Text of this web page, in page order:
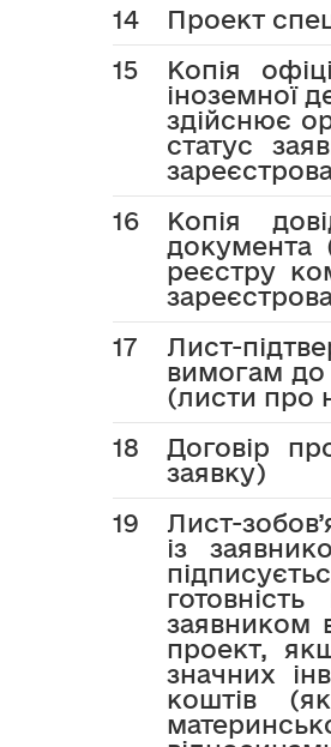
14
Проект
15
Копія
іноземної
здійснює
статус
16
Копія
документа
реєстру
17
Лист-
вимогам до
(листи про
18
Договір
заявку)
19
Лист-
із
заявником
проект,
значних
коштів